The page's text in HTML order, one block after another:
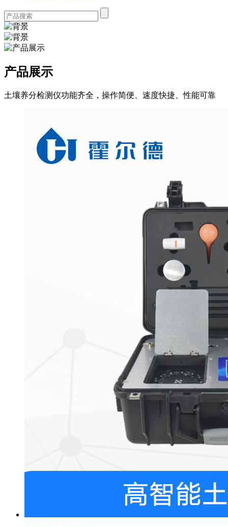
产品展示
土壤养分检测仪功能齐全，操作简便、速度快捷、性能可靠